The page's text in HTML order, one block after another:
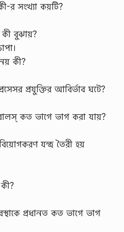
র সংখ্যা কয়টি?
বুঝায়?
কী?
প্রযুক্তির আবির্ভাব ঘটে?
কত ভাগে ভাগ করা যায়?
যন্ত্র তৈরী হয়
প্রধানত কত ভাগে ভাগ